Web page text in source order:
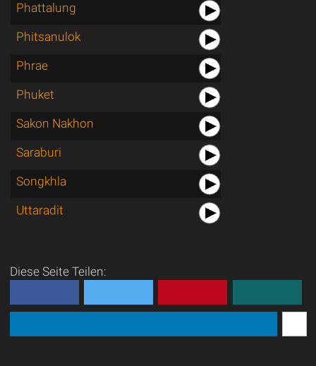
Phattalung
Phitsanulok
Phrae
Phuket
Sakon Nakhon
Saraburi
Songkhla
Uttaradit
Diese Seite Teilen: